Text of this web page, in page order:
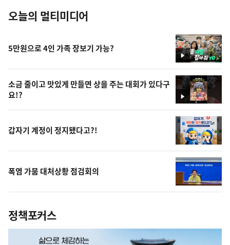
오늘의 멀티미디어
영
상
5만원으로 4인 가족 장보기 가능?
영
상
소금 줄이고 맛있게 만들면 상을 주는 대회가 있다구
요!?
갑자기 계정이 정지됐다고?!
폭염 가뭄 대처상황 점검회의
정책포커스